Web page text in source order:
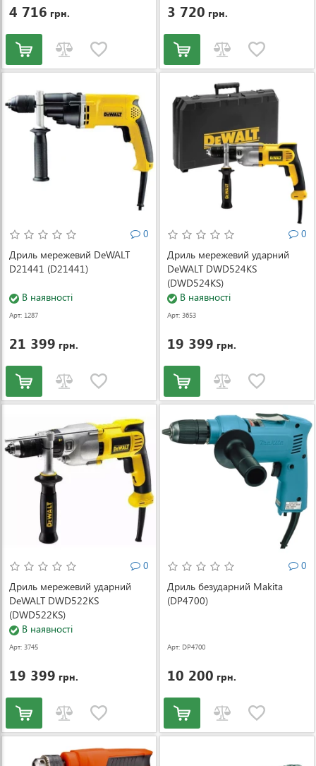
4 716 грн. 3 720 грн.
0
Дриль мережевий DeWALT
D21441 (D21441)
В наявності
Арт: 1287
21 399 грн.
0
Дриль мережевий ударний
DeWALT DWD524KS
(DWD524KS)
В наявності
Арт: 3653
19 399 грн.
0
Дриль мережевий ударний
DeWALT DWD522KS
(DWD522KS)
В наявності
Арт: 3745
19 399 грн.
0
Дриль безударний Makita
(DP4700)
Арт: DP4700
10 200 грн.